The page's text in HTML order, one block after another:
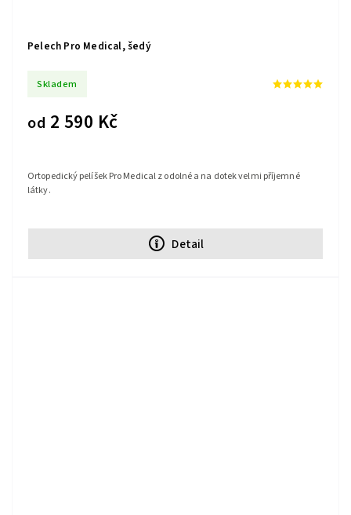
Pelech Pro Medical, šedý
Skladem
od 2 590 Kč
Detail
Ortopedický pelíšek Pro Medical z odolné a na dotek velmi příjemné
látky.